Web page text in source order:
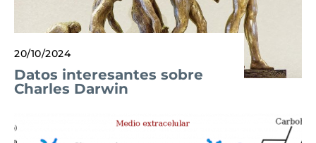
20/10/2024
Datos interesantes sobre
Charles Darwin